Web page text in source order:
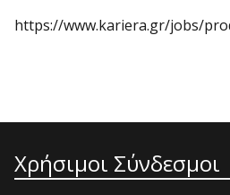
https://www.kariera.gr/jobs/
Χρήσιμοι Σύνδεσμοι